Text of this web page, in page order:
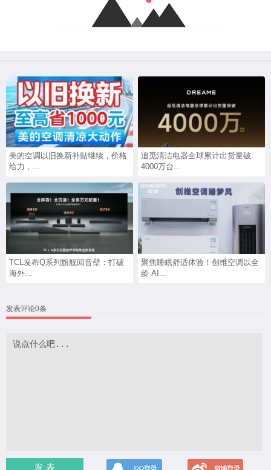
美的空调以旧换新补贴继续，价格
给力，...
追觅清洁电器全球累计出货量破
4000万台...
TCL发布Q系列旗舰回音壁：打破
海外...
聚焦睡眠舒适体验！创维空调以全
龄 AI...
发表评论0条
发 表